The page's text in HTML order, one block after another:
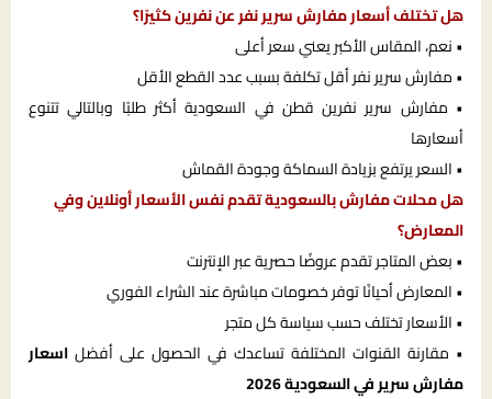
هل تختلف أسعار مفارش سرير نفر عن نفرين كثيرًا؟
• نعم، المقاس الأكبر يعني سعر أعلى
• مفارش سرير نفر أقل تكلفة بسبب عدد القطع الأقل
• مفارش سرير نفرين قطن في السعودية أكثر طلبًا وبالتالي تتنوع
أسعارها
• السعر يرتفع بزيادة السماكة وجودة القماش
هل محلات مفارش بالسعودية تقدم نفس الأسعار أونلاين وفي
المعارض؟
• بعض المتاجر تقدم عروضًا حصرية عبر الإنترنت
• المعارض أحيانًا توفر خصومات مباشرة عند الشراء الفوري
• الأسعار تختلف حسب سياسة كل متجر
• مقارنة القنوات المختلفة تساعدك في الحصول على أفضل اسعار
مفارش سرير في السعودية 2026